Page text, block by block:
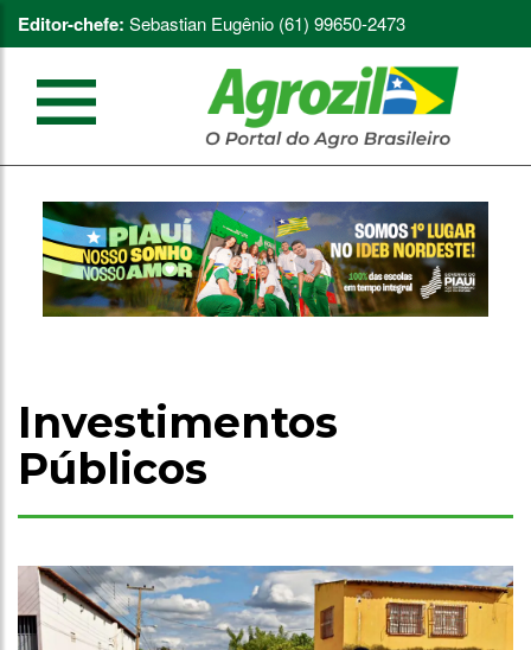
Editor-chefe: Sebastian Eugênio (61) 99650-2473
Investimentos
Públicos